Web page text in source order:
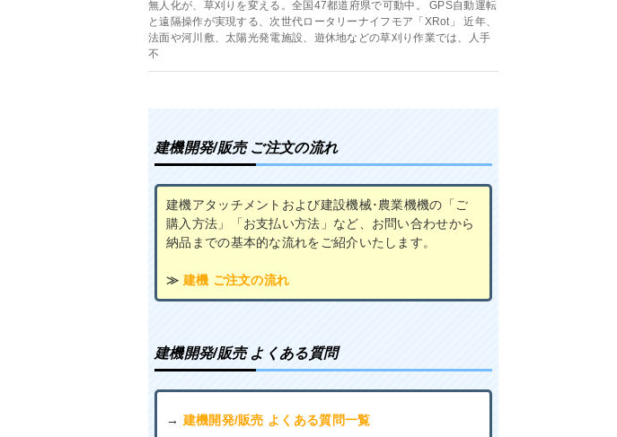
無人化が、草刈りを変える。全国47都道府県で可動中。 GPS自動運転
と遠隔操作が実現する、次世代ロータリーナイフモア「XRot」 近年、
法面や河川敷、太陽光発電施設、遊休地などの草刈り作業では、人手
不
建機開発/販売 ご注文の流れ
建機アタッチメントおよび建設機械･農業機機の「ご
購入方法」「お支払い方法」など、お問い合わせから
納品までの基本的な流れをご紹介いたします。
≫ 建機 ご注文の流れ
建機開発/販売 よくある質問
→ 建機開発/販売 よくある質問一覧